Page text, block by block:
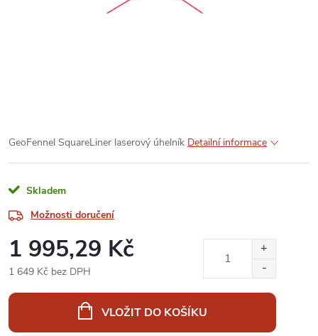
GeoFennel SquareLiner laserový úhelník Detailní informace
Skladem
Možnosti doručení
1 995,29 Kč
1 649 Kč bez DPH
VLOŽIT DO KOŠÍKU